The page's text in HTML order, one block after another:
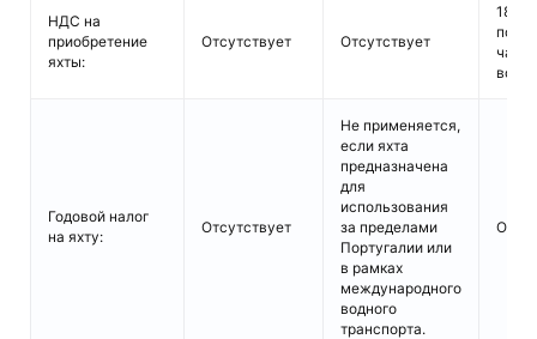
НДС на
приобретение
яхты:
Отсутствует Отсутствует
18%,
Годовой налог
на яхту:
Отсутствует
Не применяется,
если яхта
предназначена
для
использования
за пределами
Португалии или
в рамках
международного
водного
транспорта.